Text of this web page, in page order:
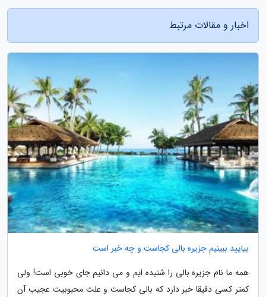
اخبار و مقالات مرتبط
بیایید ببینیم جزیره بالی کجاست و چه خبر است
همه ما نام جزیره بالی را شنیده ایم و می دانیم جای خوبی است! ولی
کمتر کسی دقیقا خبر دارد که بالی کجاست و علت محبوبیت عجیب آن